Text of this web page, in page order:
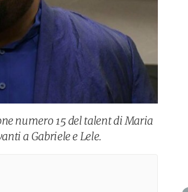
numero 15 del talent di Maria
a Gabriele e Lele.